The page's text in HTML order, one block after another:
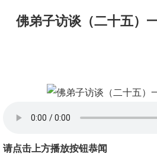
佛弟子访谈（二十五）
请点击上方播放按钮恭闻